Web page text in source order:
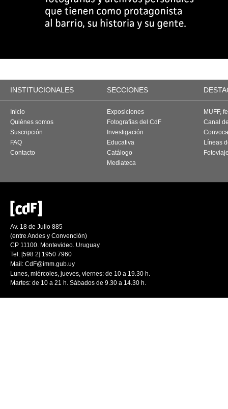
INSTITUCIONALES SECCIONES
Inicio
Quiénes somos
Suscripción
FAQ
Contacto
Exposiciones
Fotografías del CdF
Investigación
Educativa
Catálogo
Mediateca
MUFF,
Canal
Líneas
Av. 18 de Julio 885
(entre Andes y Convención)
CP 11100. Montevideo. Uruguay
Tel: [598 2] 1950 7960
Mail: CdF@imm.gub.uy
Lunes, miércoles, jueves, viernes: de 10 a 19.30 h.
Martes: de 10 a 21 h. Sábados de 9.30 a 14.30 h.